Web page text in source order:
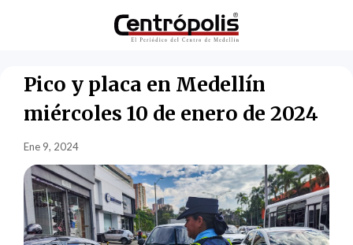
Pico y placa en Medellín
miércoles 10 de enero de 2024
Ene 9, 2024